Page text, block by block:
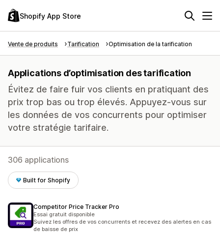
Shopify App Store
Vente de produits Tarification Optimisation de la tarification
Applications d’optimisation des tarification
Évitez de faire fuir vos clients en pratiquant des
prix trop bas ou trop élevés. Appuyez-vous sur
les données de vos concurrents pour optimiser
votre stratégie tarifaire.
306 applications
Built for Shopify
Competitor Price Tracker Pro
Essai gratuit disponible
Suivez les offres de vos concurrents et recevez des alertes en cas
de baisse de prix